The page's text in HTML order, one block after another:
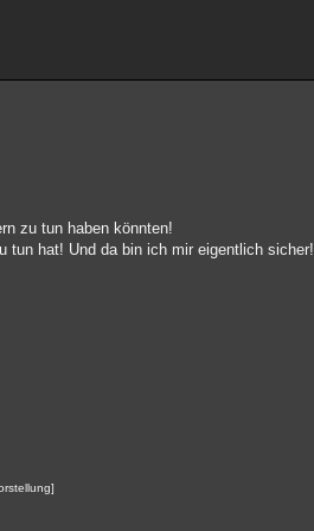
zu tun haben könnten!
tun hat! Und da bin ich mir eigentlich sicher!